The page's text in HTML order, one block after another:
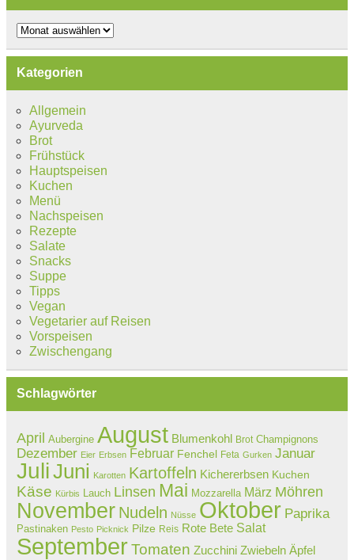
Archiv
Kategorien
Allgemein
Ayurveda
Brot
Frühstück
Hauptspeisen
Kuchen
Menü
Nachspeisen
Rezepte
Salate
Snacks
Suppe
Tipps
Vegan
Vegetarier auf Reisen
Vorspeisen
Zwischengang
Schlagwörter
April Aubergine August Blumenkohl Brot Champignons
Dezember Eier Erbsen Februar Fenchel Feta Gurken Januar
JuliJuni Karotten Kartoffeln Kichererbsen Kuchen
Käse Kürbis Lauch Linsen Mai Mozzarella März Möhren
November Nudeln Nüsse Oktober Paprika
Pastinaken Pesto Picknick Pilze Reis Rote Bete Salat
September Tomaten Zucchini Zwiebeln Äpfel